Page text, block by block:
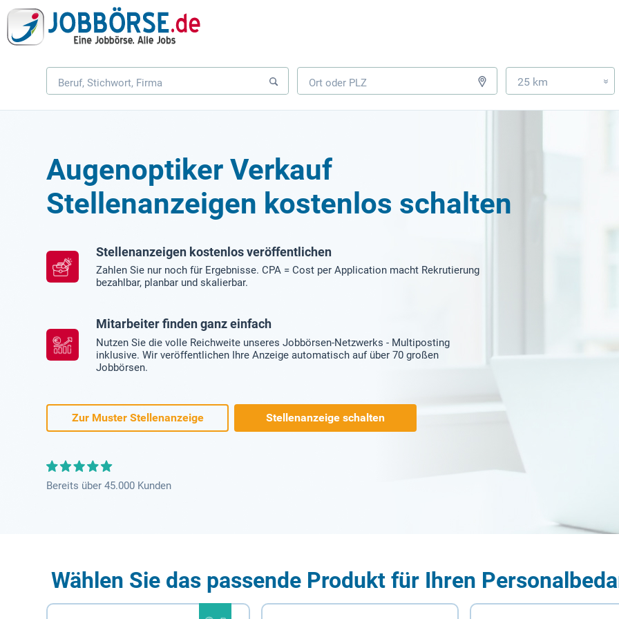
25 km »
Augenoptiker Verkauf
Stellenanzeigen kostenlos schalten
Stellenanzeigen kostenlos veröffentlichen
Zahlen Sie nur noch für Ergebnisse. CPA = Cost per Application macht Rekrutierung
bezahlbar, planbar und skalierbar.
Mitarbeiter finden ganz einfach
Nutzen Sie die volle Reichweite unseres Jobbörsen-Netzwerks - Multiposting
inklusive. Wir veröffentlichen Ihre Anzeige automatisch auf über 70 großen
Jobbörsen.
Zur Muster Stellenanzeige Stellenanzeige schalten
Bereits über 45.000 Kunden
Wählen Sie das passende Produkt für Ihren